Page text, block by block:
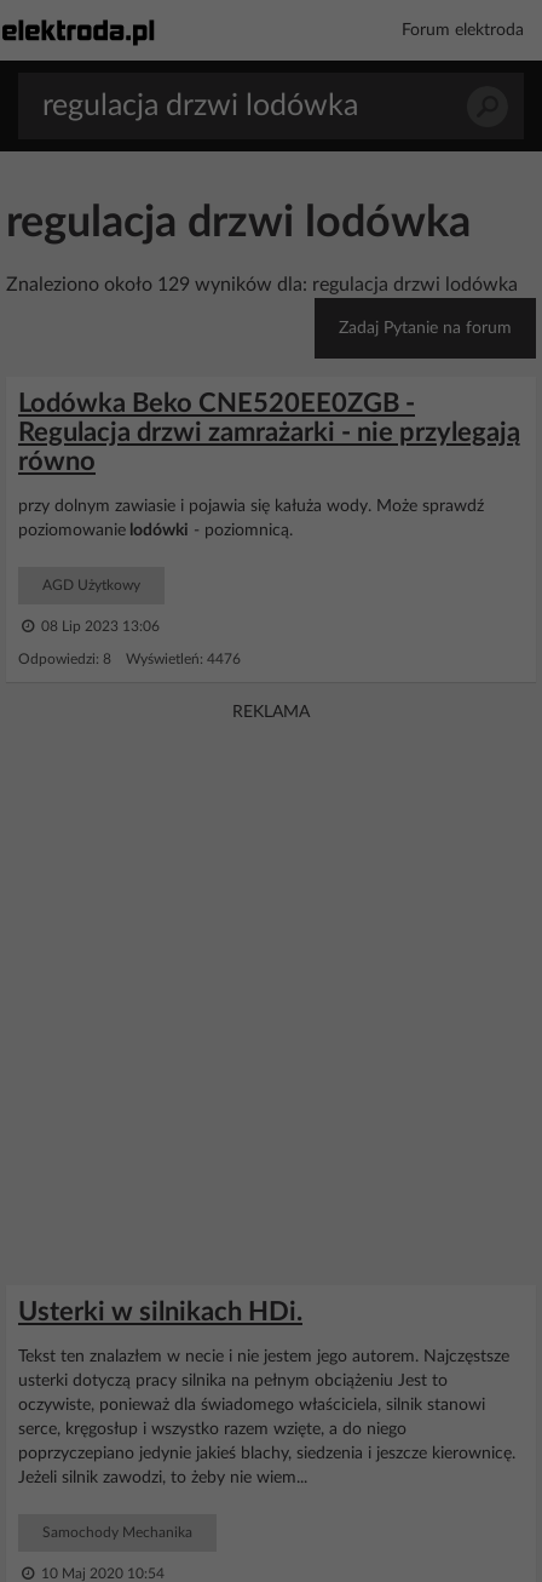
Forum elektroda
regulacja drzwi lodówka
Znaleziono około 129 wyników dla: regulacja drzwi lodówka
Zadaj Pytanie na forum
Lodówka Beko CNE520EE0ZGB -
Regulacja drzwi zamrażarki - nie przylegają
równo
przy dolnym zawiasie i pojawia się kałuża wody. Może sprawdź
poziomowanie lodówki - poziomnicą.
AGD Użytkowy
08 Lip 2023 13:06
Odpowiedzi: 8 Wyświetleń: 4476
REKLAMA
Usterki w silnikach HDi.
Tekst ten znalazłem w necie i nie jestem jego autorem. Najczęstsze
usterki dotyczą pracy silnika na pełnym obciążeniu Jest to
oczywiste, ponieważ dla świadomego właściciela, silnik stanowi
serce, kręgosłup i wszystko razem wzięte, a do niego
poprzyczepiano jedynie jakieś blachy, siedzenia i jeszcze kierownicę.
Jeżeli silnik zawodzi, to żeby nie wiem...
Samochody Mechanika
10 Maj 2020 10:54